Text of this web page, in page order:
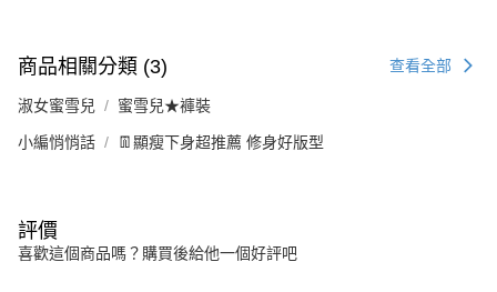
商品相關分類 (3) 查看全部
淑女蜜雪兒 蜜雪兒★褲裝
小編悄悄話 👖顯瘦下身超推薦 修身好版型
評價
喜歡這個商品嗎？購買後給他一個好評吧